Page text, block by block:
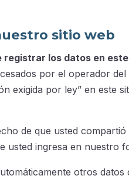
sitio web
registrar los datos en
por el operador
exigida por ley” en este
de que usted
usted ingresa en nuestro
otros